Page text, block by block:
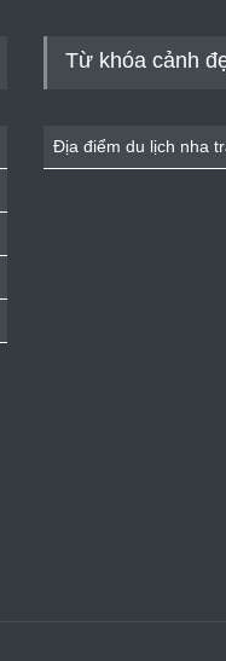
Từ khóa cảnh
Địa điểm du lịch nha